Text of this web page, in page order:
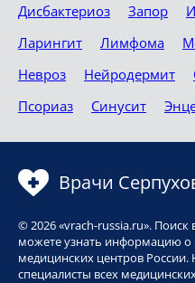
Дисбактериоз
Запор
Ларингит
Лимфома
Невроз
Нейродермит
Псориаз
Синусит
Врачи
© 2026 «vrach-russia.ru». Поиск
можете узнать информацию о
медицинских центров России.
специалисты всех